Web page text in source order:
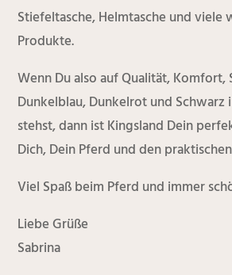
Stiefeltasche, Helmtasche und viele
Produkte.
Wenn Du also auf Qualität, Komfort,
Dunkelblau, Dunkelrot und Schwarz
stehst, dann ist Kingsland Dein
Dich, Dein Pferd und den
Viel Spaß beim Pferd und immer
Liebe Grüße
Sabrina